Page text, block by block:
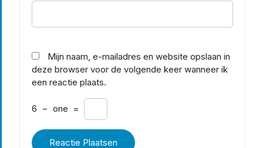
Mijn naam, e-mailadres en website opslaan in
deze browser voor de volgende keer wanneer ik
een reactie plaats.
6 − one =